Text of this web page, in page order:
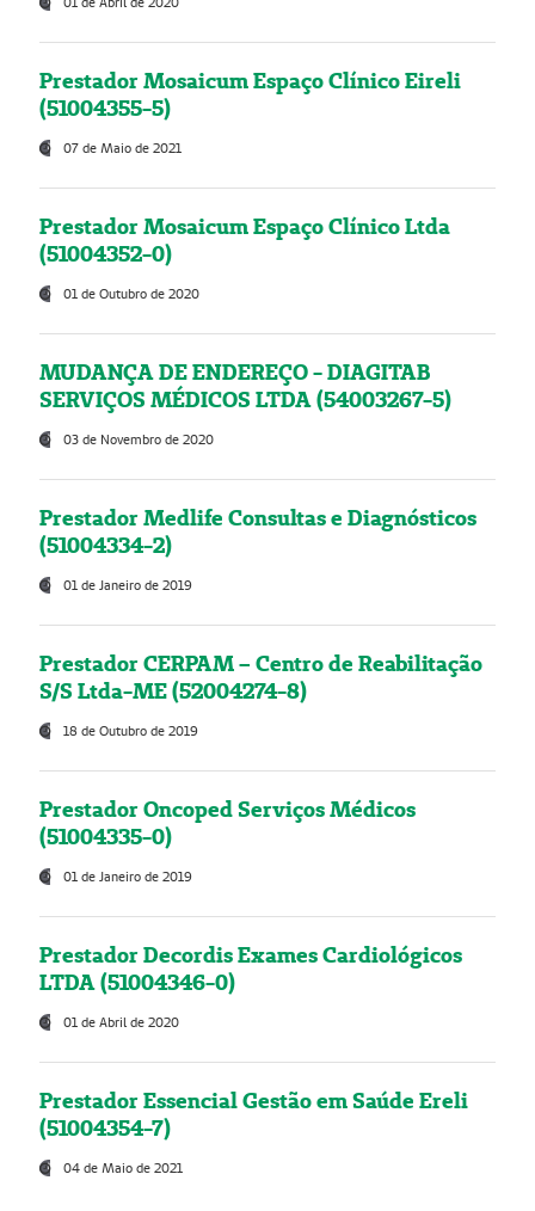
Prestador Mosaicum Espaço Clínico Eireli
(51004355-5)
07 de Maio de 2021
Prestador Mosaicum Espaço Clínico Ltda
(51004352-0)
01 de Outubro de 2020
MUDANÇA DE ENDEREÇO - DIAGITAB
SERVIÇOS MÉDICOS LTDA (54003267-5)
03 de Novembro de 2020
Prestador Medlife Consultas e Diagnósticos
(51004334-2)
01 de Janeiro de 2019
Prestador CERPAM – Centro de Reabilitação
S/S Ltda-ME (52004274-8)
18 de Outubro de 2019
Prestador Oncoped Serviços Médicos
(51004335-0)
01 de Janeiro de 2019
Prestador Decordis Exames Cardiológicos
LTDA (51004346-0)
01 de Abril de 2020
Prestador Essencial Gestão em Saúde Ereli
(51004354-7)
04 de Maio de 2021